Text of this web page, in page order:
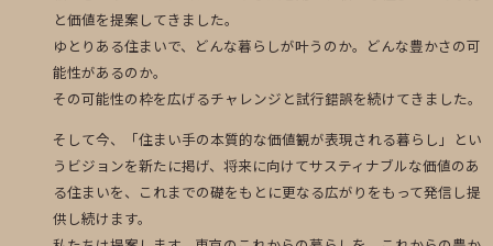
と価値を提案してきました。
ゆとりある住まいで、どんな暮らしが叶うのか。どんな豊かさの可
能性があるのか。
その可能性の枠を広げるチャレンジと試行錯誤を続けてきました。
そして今、「住まい手の本質的な価値観が表現される暮らし」とい
うビジョンを新たに掲げ、将来に向けてサスティナブルな価値のあ
る住まいを、これまでの礎をもとに更なる広がりをもって発信し提
供し続けます。